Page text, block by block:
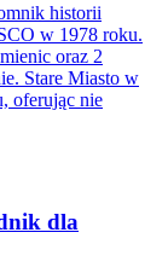
historii
w 1978 roku.
oraz 2
Stare Miasto w
oferując nie
dla